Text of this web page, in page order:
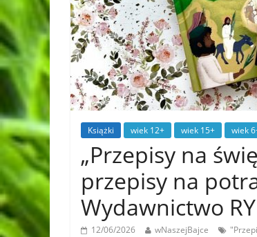
Książki wiek 12+ wiek 15+ wiek
„Przepisy na
przepisy na
Wydawnictwo
12/06/2026 wNaszejBajce